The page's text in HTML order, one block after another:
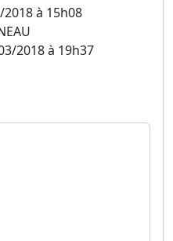
à 15h08
2018 à 19h37